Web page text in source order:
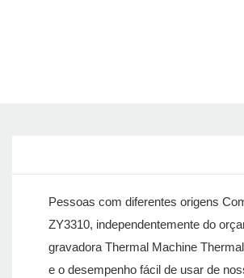
Pessoas com diferentes origens
ZY3310, independentemente do
gravadora Thermal Machine
e o desempenho fácil de usar de